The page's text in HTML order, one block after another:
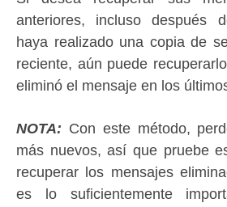
anteriores, incluso después
haya realizado una copia de
reciente, aún puede
eliminó el mensaje en los
NOTA: Con este método,
más nuevos, así que pruebe
recuperar los mensajes
es lo suficientemente